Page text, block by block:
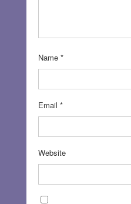
Name *
Email *
Website